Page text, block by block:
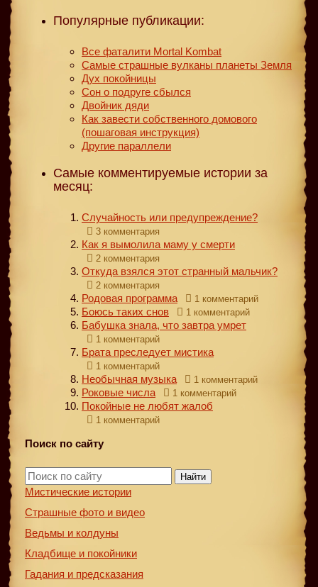
Популярные публикации:
Все фаталити Mortal Kombat
Самые страшные вулканы планеты Земля
Дух покойницы
Сон о подруге сбылся
Двойник дяди
Как завести собственного домового
(пошаговая инструкция)
Другие параллели
Самые комментируемые истории за
месяц:
Случайность или предупреждение?
3 комментария
Как я вымолила маму у смерти
2 комментария
Откуда взялся этот странный мальчик?
2 комментария
Родовая программа 1 комментарий
Боюсь таких снов 1 комментарий
Бабушка знала, что завтра умрет
1 комментарий
Брата преследует мистика
1 комментарий
Необычная музыка 1 комментарий
Роковые числа 1 комментарий
Покойные не любят жалоб
1 комментарий
Поиск по сайту
Найти
Мистические истории
Страшные фото и видео
Ведьмы и колдуны
Кладбище и покойники
Гадания и предсказания